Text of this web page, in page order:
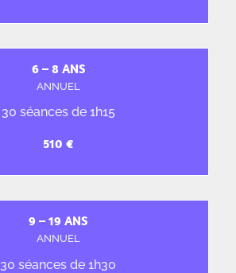
6 – 8 ANS
ANNUEL
30 séances de 1h15
9 – 19 ANS
ANNUEL
30 séances de 1h30